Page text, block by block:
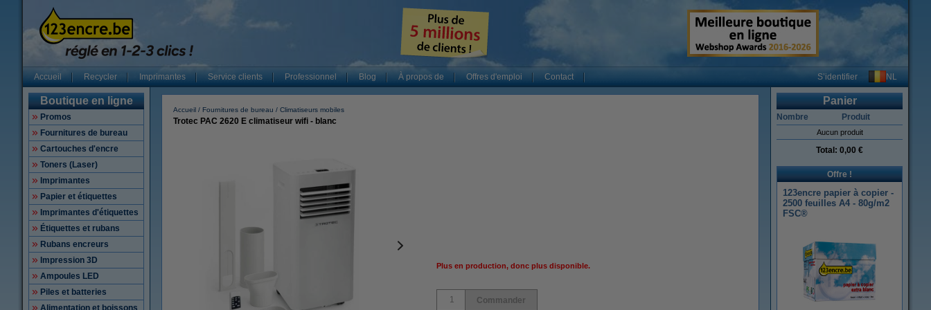
Accueil Recycler Imprimantes Service clients Professionnel Blog À propos de Offres d'emploi Contact S’identifier NL
Boutique en ligne
Promos
Fournitures de bureau
Cartouches d'encre
Toners (Laser)
Imprimantes
Papier et étiquettes
Imprimantes d'étiquettes
Étiquettes et rubans
Rubans encreurs
Impression 3D
Ampoules LED
Piles et batteries
Alimentation et boissons
Accueil Fournitures de bureau Climatiseurs mobiles
Trotec PAC 2620 E climatiseur wifi - blanc
Plus en production, donc plus disponible.
Commander
Panier
Nombre Produit
Aucun produit
Total: 0,00 €
Offre !
123encre papier à copier -
2500 feuilles A4 - 80g/m2
FSC®